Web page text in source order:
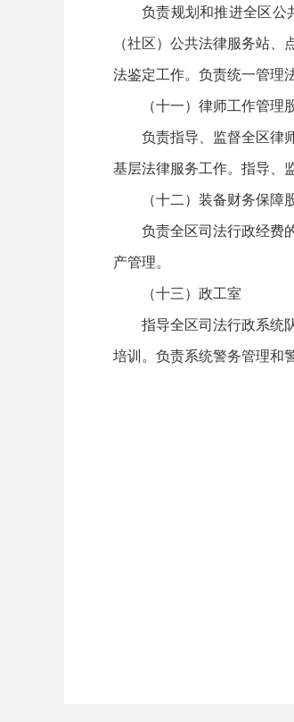
负责规划和推进全区公
（社区）公共法律服务站
法鉴定工作。负责统一管理
（十一）律师工作管理
负责指导、监督全区律
基层法律服务工作。指导、
（十二）装备财务保障
负责全区司法行政经费
产管理。
（十三）政工室
指导全区司法行政系统
培训。负责系统警务管理和